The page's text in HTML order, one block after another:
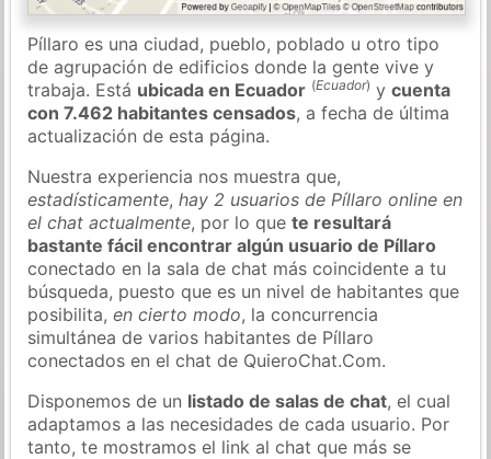
Píllaro es una ciudad, pueblo, poblado u otro tipo
de agrupación de edificios donde la gente vive y
trabaja. Está ubicada en Ecuador (Ecuador) ycuenta
con 7.462 habitantes censados, a fecha de última
actualización de esta página.
Nuestra experiencia nos muestra que,
estadísticamente,hay 2 usuarios de Píllaro online en
el chat actualmente, por lo quete resultará
bastante fácil encontrar algún usuario de Píllaro
conectado en la sala de chat más coincidente a tu
búsqueda, puesto que es un nivel de habitantes que
posibilita,en cierto modo, la concurrencia
simultánea de varios habitantes de Píllaro
conectados en el chat de QuieroChat.Com.
Disponemos de un listado de salas de chat, el cual
adaptamos a las necesidades de cada usuario. Por
tanto, te mostramos el link al chat que más se